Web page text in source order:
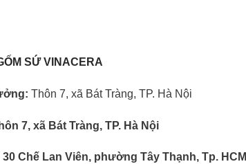
SỨ VINACERA
Thôn 7, xã Bát Tràng, TP. Hà Nội
7, xã Bát Tràng, TP. Hà Nội
30 Chế Lan Viên, phường Tây Thạnh, Tp. HCM